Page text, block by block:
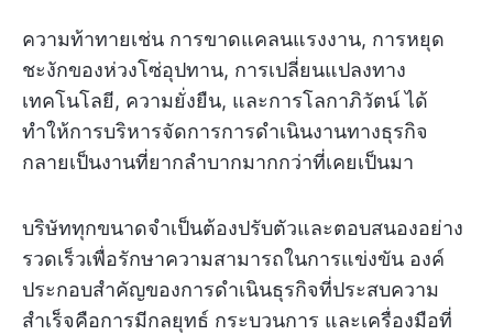
ความท้าทายเช่น การขาดแคลนแรงงาน, การหยุด
ชะงักของห่วงโซ่อุปทาน, การเปลี่ยนแปลงทาง
เทคโนโลยี, ความยั่งยืน, และการโลกาภิวัตน์ ได้
ทำให้การบริหารจัดการการดำเนินงานทางธุรกิจ
กลายเป็นงานที่ยากลำบากมากกว่าที่เคยเป็นมา
บริษัททุกขนาดจำเป็นต้องปรับตัวและตอบสนองอย่าง
รวดเร็วเพื่อรักษาความสามารถในการแข่งขัน องค์
ประกอบสำคัญของการดำเนินธุรกิจที่ประสบความ
สำเร็จคือการมีกลยุทธ์ กระบวนการ และเครื่องมือที่